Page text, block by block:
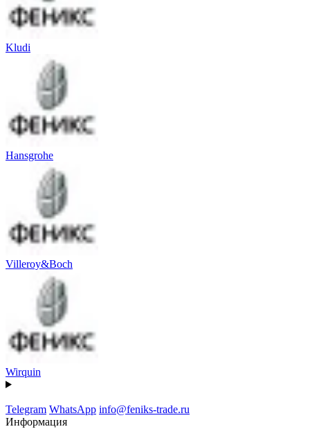
Kludi
Hansgrohe
Villeroy&Boch
Wirquin
Telegram WhatsApp info@feniks-trade.ru
Информация